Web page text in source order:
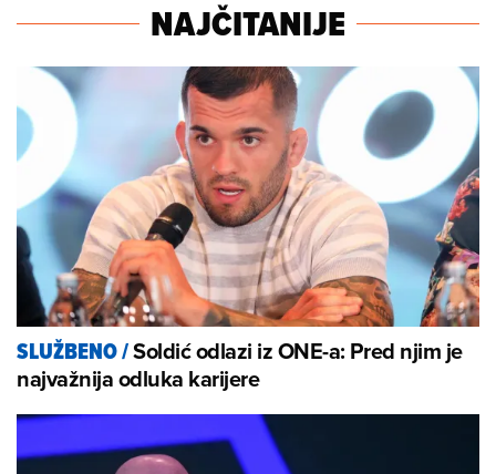
NAJČITANIJE
SLUŽBENO/Soldić odlazi iz ONE-a: Pred njim je
najvažnija odluka karijere